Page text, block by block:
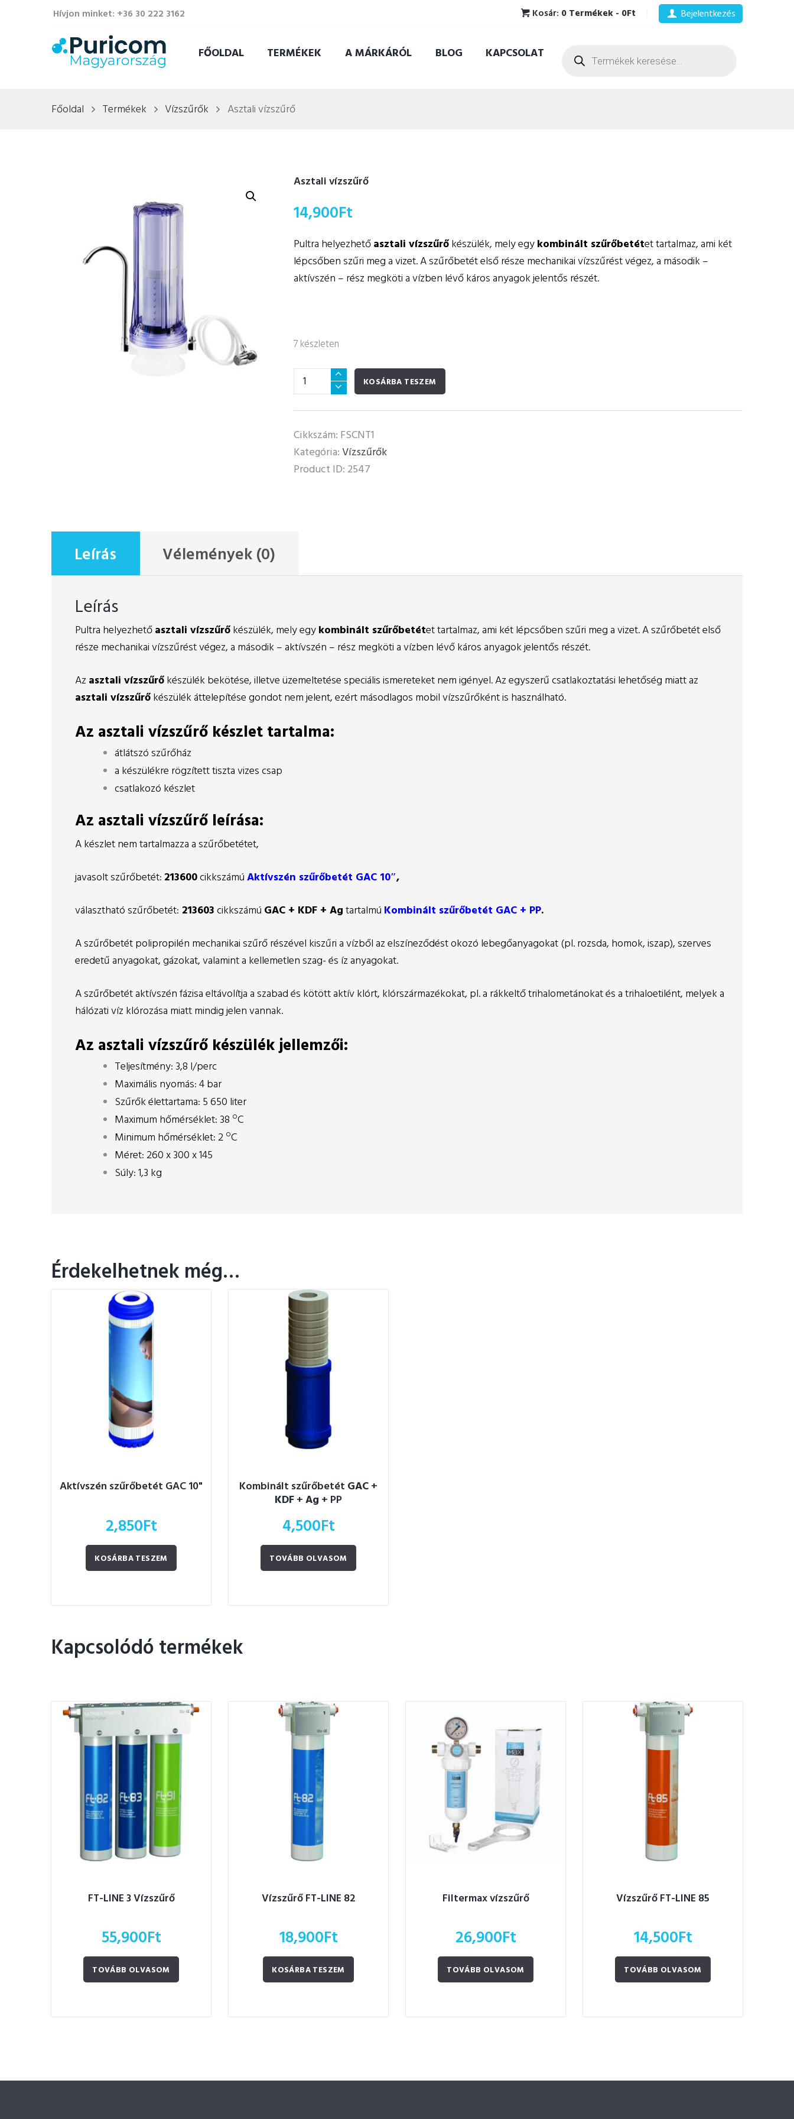
Hívjon minket: +36 30 222 3162 Kosár: 0 Termékek- 0Ft Bejelentkezés
FŐOLDAL TERMÉKEK A MÁRKÁRÓL BLOG KAPCSOLAT search
Főoldal Termékek Vízszűrők Asztali vízszűrő
Asztali vízszűrő
14,900Ft
Pultra helyezhetőasztali vízszűrőkészülék, mely egykombinált szűrőbetétet tartalmaz, ami két
lépcsőben szűri meg a vizet. A szűrőbetét első része mechanikai vízszűrést végez, a második –
aktívszén – rész megköti a vízben lévő káros anyagok jelentős részét.
7 készleten
Asztali
vízszűrő
mennyiség
KOSÁRBA TESZEM
Cikkszám: FSCNT1
Kategória:Vízszűrők
Product ID: 2547
Leírás Vélemények (0)
Leírás
Pultra helyezhetőasztali vízszűrőkészülék, mely egykombinált szűrőbetétet tartalmaz, ami két lépcsőben szűri meg a vizet. A szűrőbetét első
része mechanikai vízszűrést végez, a második – aktívszén – rész megköti a vízben lévő káros anyagok jelentős részét.
Az asztali vízszűrőkészülék bekötése, illetve üzemeltetése speciális ismereteket nem igényel. Az egyszerű csatlakoztatási lehetőség miatt az
asztali vízszűrőkészülék áttelepítése gondot nem jelent, ezért másodlagos mobil vízszűrőként is használható.
Az asztali vízszűrő készlet tartalma:
átlátszó szűrőház
a készülékre rögzített tiszta vizes csap
csatlakozó készlet
Az asztali vízszűrő leírása:
A készlet nem tartalmazza a szűrőbetétet,
javasolt szűrőbetét: 213600cikkszámúAktívszén szűrőbetét GAC 10″,
választható szűrőbetét: 213603cikkszámú GAC + KDF + Agtartalmú Kombinált szűrőbetét GAC + PP.
A szűrőbetét polipropilén mechanikai szűrő részével kiszűri a vízből az elszíneződést okozó lebegőanyagokat (pl. rozsda, homok, iszap), szerves
eredetű anyagokat, gázokat, valamint a kellemetlen szag- és íz anyagokat.
A szűrőbetét aktívszén fázisa eltávolítja a szabad és kötött aktív klórt, klórszármazékokat, pl. a rákkeltő trihalometánokat és a trihaloetilént, melyek a
hálózati víz klórozása miatt mindig jelen vannak.
Az asztali vízszűrő készülék jellemzői:
Teljesítmény: 3,8 l/perc
Maximális nyomás: 4 bar
Szűrők élettartama: 5 650 liter
Maximum hőmérséklet: 38 oC
Minimum hőmérséklet: 2 oC
Méret: 260 x 300 x 145
Súly: 1,3 kg
Érdekelhetnek még…
Aktívszén szűrőbetét GAC 10"
2,850Ft
KOSÁRBA TESZEM
Kombinált szűrőbetét GAC+
KDF+Ag + PP
4,500Ft
TOVÁBB OLVASOM
Kapcsolódó termékek
FT-LINE 3 Vízszűrő
55,900Ft
TOVÁBB OLVASOM
Vízszűrő FT-LINE 82
18,900Ft
KOSÁRBA TESZEM
Filtermax vízszűrő
26,900Ft
TOVÁBB OLVASOM
Vízszűrő FT-LINE 85
14,500Ft
TOVÁBB OLVASOM